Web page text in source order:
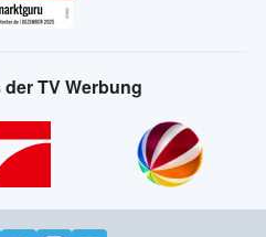
TV Werbung